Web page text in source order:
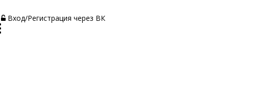
Вход/Регистрация через ВК